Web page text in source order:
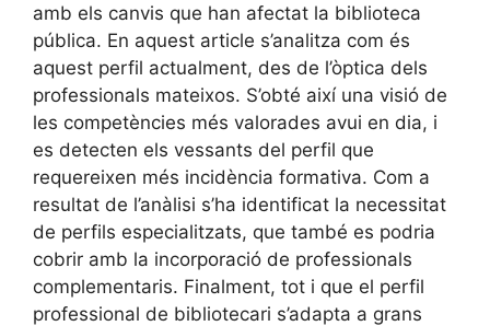
amb els canvis que han afectat la biblioteca
pública. En aquest article s’analitza com és
aquest perfil actualment, des de l’òptica dels
professionals mateixos. S’obté així una visió de
les competències més valorades avui en dia, i
es detecten els vessants del perfil que
requereixen més incidència formativa. Com a
resultat de l’anàlisi s’ha identificat la necessitat
de perfils especialitzats, que també es podria
cobrir amb la incorporació de professionals
complementaris. Finalment, tot i que el perfil
professional de bibliotecari s’adapta a grans